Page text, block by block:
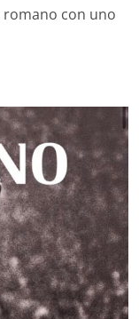
romano con uno